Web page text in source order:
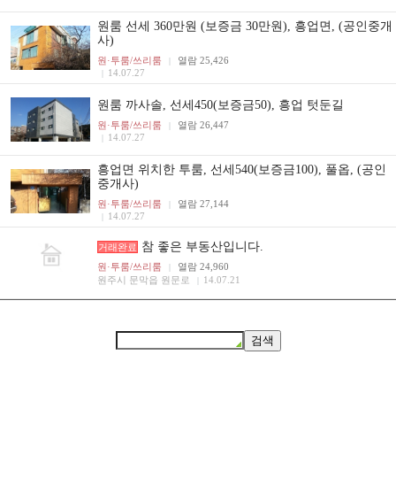
원룸 선세 360만원 (보증금 30만원), 흥업면, (공인중개
사)
원·투룸/쓰리룸 열람 25,426
14.07.27
원룸 까사솔, 선세450(보증금50), 흥업 텃둔길
원·투룸/쓰리룸 열람 26,447
14.07.27
흥업면 위치한 투룸, 선세540(보증금100), 풀옵, (공인
중개사)
원·투룸/쓰리룸 열람 27,144
14.07.27
거래완료 참 좋은 부동산입니다.
원·투룸/쓰리룸
열람 24,960
원주시 문막읍 원문로
14.07.21